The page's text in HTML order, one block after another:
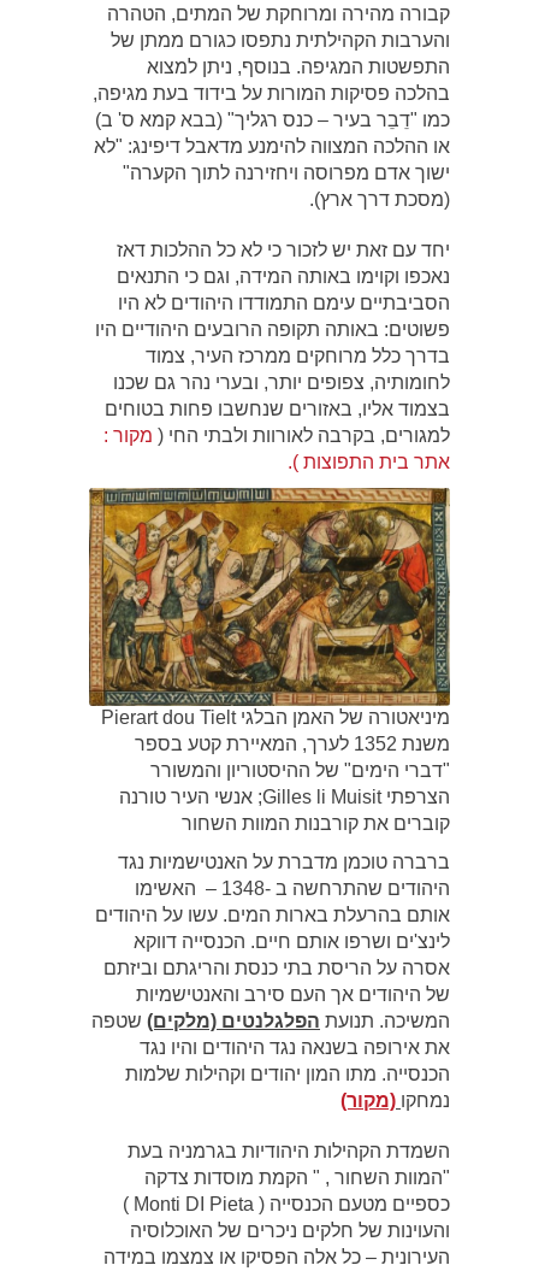
קבורה מהירה ומרוחקת של המתים, הטהרה
והערבות הקהילתית נתפסו כגורם ממתן של
התפשטות המגיפה. בנוסף, ניתן למצוא
בהלכה פסיקות המורות על בידוד בעת מגיפה,
כמו "דֵבֵר בעיר – כנס רגליך" (בבא קמא ס' ב)
או ההלכה המצווה להימנע מדאבל דיפינג: "לא
ישוך אדם מפרוסה ויחזירנה לתוך הקערה"
(מסכת דרך ארץ).
יחד עם זאת יש לזכור כי לא כל ההלכות דאז
נאכפו וקוימו באותה המידה, וגם כי התנאים
הסביבתיים עימם התמודדו היהודים לא היו
פשוטים: באותה תקופה הרובעים היהודיים היו
בדרך כלל מרוחקים ממרכז העיר, צמוד
לחומותיה, צפופים יותר, ובערי נהר גם שכנו
בצמוד אליו, באזורים שנחשבו פחות בטוחים
למגורים, בקרבה לאורוות ולבתי החי (מקור :
אתר בית התפוצות ).
מיניאטורה של האמן הבלגי Pierart dou Tielt
משנת 1352 לערך, המאיירת קטע בספר
"דברי הימים" של ההיסטוריון והמשורר
הצרפתי Gilles li Muisit; אנשי העיר טורנה
קוברים את קורבנות המוות השחור
ברברה טוכמן מדברת על האנטישמיות נגד
היהודים שהתרחשה ב -1348 – האשימו
אותם בהרעלת בארות המים. עשו על היהודים
לינצ'ים ושרפו אותם חיים. הכנסייה דווקא
אסרה על הריסת בתי כנסת והריגתם וביזתם
של היהודים אך העם סירב והאנטישמיות
המשיכה. תנועתהפלגלנטים (מלקים)שטפה
את אירופה בשנאה נגד היהודים והיו נגד
הכנסייה. מתו המון יהודים וקהילות שלמות
(מקור)
השמדת הקהילות היהודיות בגרמניה בעת
"המוות השחור , " הקמת מוסדות צדקה
כספיים מטעם הכנסייה ( Monti DI Pieta )
והעוינות של חלקים ניכרים של האוכלוסיה
העירונית – כל אלה הפסיקו או צמצמו במידה